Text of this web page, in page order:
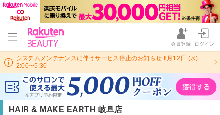
会員登録 ログイン
システムメンテナンスに伴うサービス停止のお知らせ 8月12日 (水)
2:00〜5:30
HAIR & MAKE EARTH 岐阜店